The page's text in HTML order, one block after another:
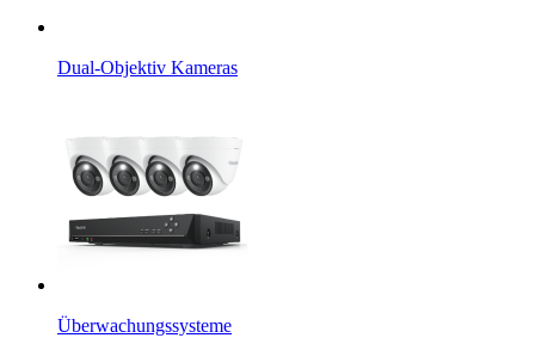
Dual-Objektiv Kameras
Überwachungssysteme